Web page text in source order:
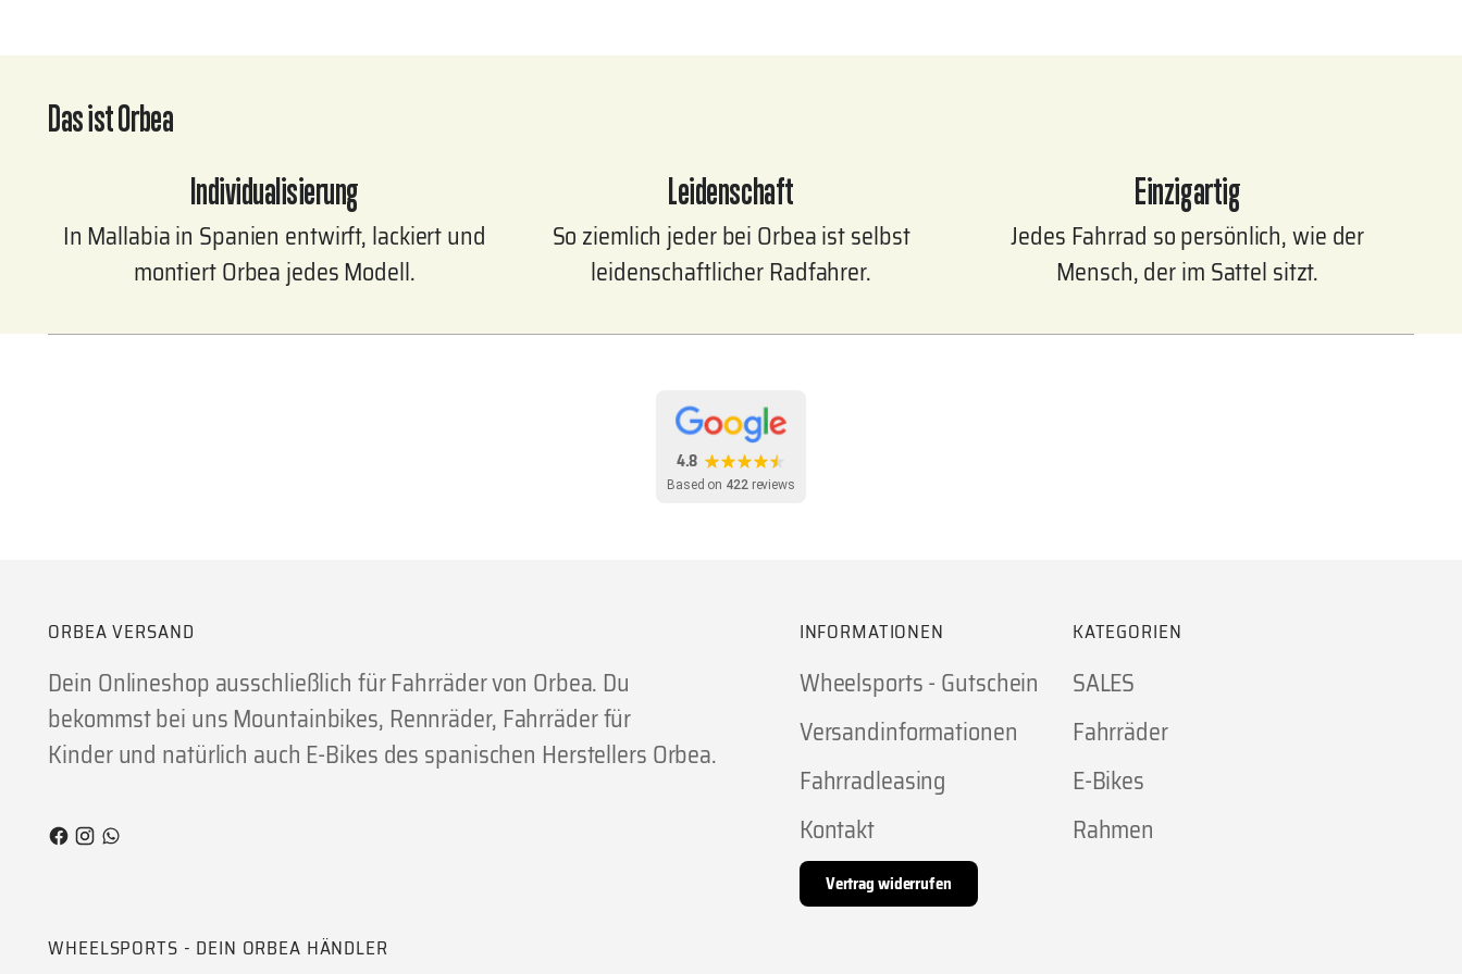
Das ist Orbea
Individualisierung
In Mallabia in Spanien entwirft, lackiert und
montiert Orbea jedes Modell.
Leidenschaft
So ziemlich jeder bei Orbea ist selbst
leidenschaftlicher Radfahrer.
Einzigartig
Jedes Fahrrad so persönlich, wie der
Mensch, der im Sattel sitzt.
4.8
Based on 422reviews
ORBEA VERSAND
Dein Onlineshop ausschließlich für Fahrräder von Orbea. Du
bekommst bei uns Mountainbikes, Rennräder, Fahrräder für
Kinder und natürlich auch E-Bikes des spanischen Herstellers Orbea.
INFORMATIONEN
Wheelsports - Gutschein
Versandinformationen
Fahrradleasing
Kontakt
Vertrag widerrufen
KATEGORIEN
SALES
Fahrräder
E-Bikes
Rahmen
WHEELSPORTS - DEIN ORBEA HÄNDLER